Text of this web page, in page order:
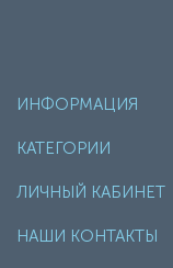
ИНФОРМАЦИЯ
КАТЕГОРИИ
ЛИЧНЫЙ КАБИНЕТ
НАШИ КОНТАКТЫ